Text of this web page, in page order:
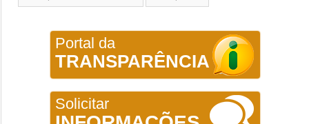
Portal da
TRANSPARÊNCIA
Solicitar